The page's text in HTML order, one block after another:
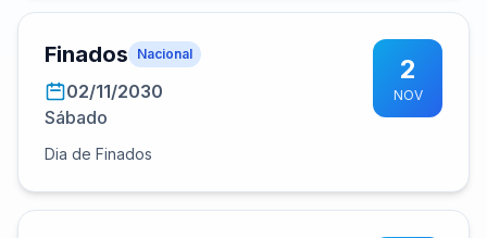
Finados Nacional
02/11/2030
Sábado
Dia de Finados
2
NOV